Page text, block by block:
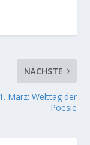
NÄCHSTE
März: Welttag der
Poesie